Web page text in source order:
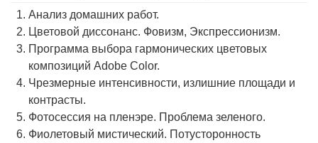
Анализ домашних работ.
Цветовой диссонанс. Фовизм, Экспрессионизм.
Программа выбора гармонических цветовых
композиций Adobe Color.
Чрезмерные интенсивности, излишние площади и
контрасты.
Фотосессия на пленэре. Проблема зеленого.
Фиолетовый мистический. Потусторонность